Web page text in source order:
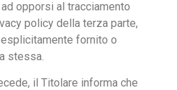
opporsi al tracciamento
policy della terza parte,
fornito o
stessa.
il Titolare informa che